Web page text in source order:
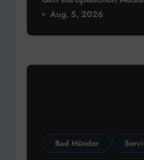
Aug. 5, 2026
Bad Münder